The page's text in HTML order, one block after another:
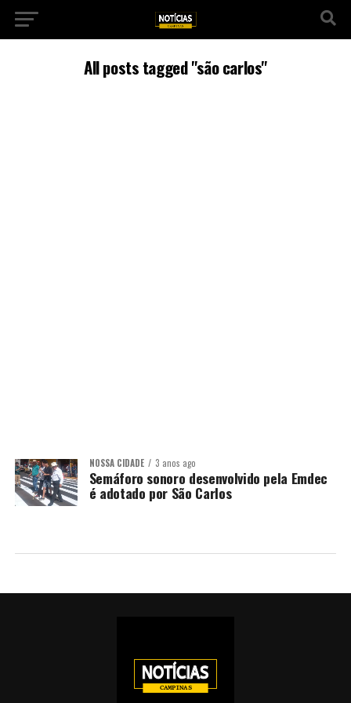
All posts tagged "são carlos"
NOSSA CIDADE 3 anos ago
Semáforo sonoro desenvolvido pela Emdec
é adotado por São Carlos